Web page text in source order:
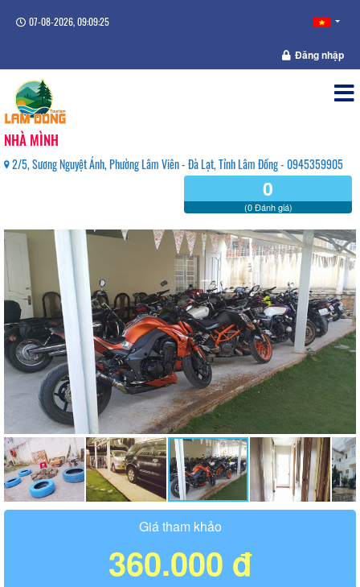
07-08-2026, 09:09:25
Đăng nhập
NHÀ MÌNH
2/5, Sương Nguyệt Ánh, Phường Lâm Viên - Đà Lạt, Tỉnh Lâm Đồng - 0945359905
0
(0 Đánh giá)
Giá tham khảo
360.000 đ